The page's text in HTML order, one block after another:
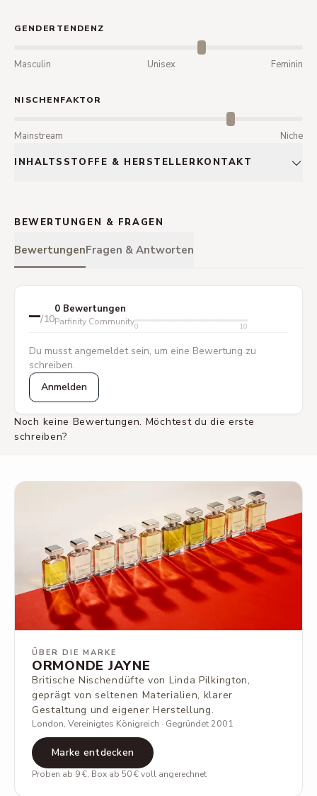
GENDERTENDENZ
Masculin Unisex Feminin
NISCHENFAKTOR
Mainstream Niche
INHALTSSTOFFE & HERSTELLERKONTAKT
BEWERTUNGEN & FRAGEN
BewertungenFragen & Antworten
–/10
0 Bewertungen
Parfinity Community0 10
Du musst angemeldet sein, um eine Bewertung zu
schreiben.
Anmelden
Noch keine Bewertungen. Möchtest du die erste
schreiben?
ÜBER DIE MARKE
ORMONDE JAYNE
Britische Nischendüfte von Linda Pilkington,
geprägt von seltenen Materialien, klarer
Gestaltung und eigener Herstellung.
London, Vereinigtes Königreich · Gegründet 2001
Marke entdecken
Proben ab 9 €, Box ab 50 € voll angerechnet